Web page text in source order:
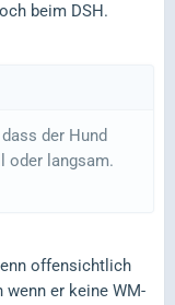
beim DSH.
der Hund
oder langsam.
offensichtlich
wenn er keine WM-